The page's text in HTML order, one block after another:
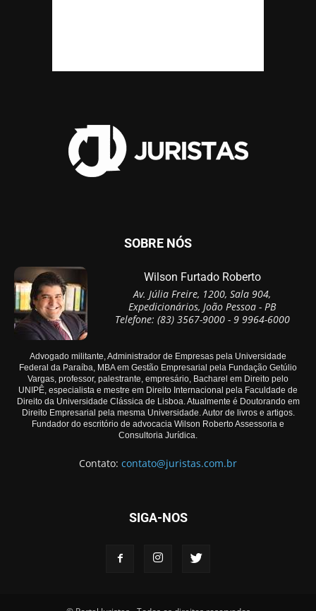
SOBRE NÓS
Wilson Furtado Roberto
Av. Júlia Freire, 1200, Sala 904,
Expedicionários, João Pessoa - PB
Telefone: (83) 3567-9000 - 9 9964-6000
Advogado militante, Administrador de Empresas pela Universidade
Federal da Paraíba, MBA em Gestão Empresarial pela Fundação Getúlio
Vargas, professor, palestrante, empresário, Bacharel em Direito pelo
UNIPÊ, especialista e mestre em Direito Internacional pela Faculdade de
Direito da Universidade Clássica de Lisboa. Atualmente é Doutorando em
Direito Empresarial pela mesma Universidade. Autor de livros e artigos.
Fundador do escritório de advocacia Wilson Roberto Assessoria e
Consultoria Jurídica.
Contato: contato@juristas.com.br
SIGA-NOS